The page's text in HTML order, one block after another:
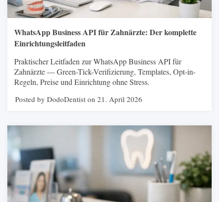
WhatsApp Business API für Zahnärzte: Der komplette
Einrichtungsleitfaden
Praktischer Leitfaden zur WhatsApp Business API für
Zahnärzte — Green-Tick-Verifizierung, Templates, Opt-in-
Regeln, Preise und Einrichtung ohne Stress.
Posted by DodoDentist on 21. April 2026